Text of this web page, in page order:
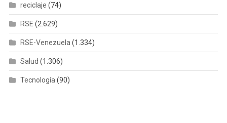
reciclaje (74)
RSE (2.629)
RSE-Venezuela(1.334)
Salud (1.306)
Tecnología(90)